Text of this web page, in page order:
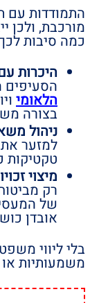
התמודדות עם
מורכבת, ולכן
כמה סיבות
היכרות
הסעיפים
הלאומי
בצורה
ניהול
למזער את
טקטיקות
מיצוי
רק
של
אובדן
בלי ליווי
משמעותיות